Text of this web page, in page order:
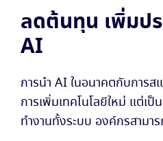
ลดต้นทุน เพิ่มป
AI
การนำ AI ในอนาคตกับการส
การเพิ่มเทคโนโลยีใหม่ แต่เ
ทำงานทั้งระบบ องค์กรสามา